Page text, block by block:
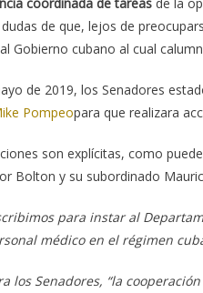
de que, lejos de
Gobierno cubano al cual
de 2019, los Senadores
Pompeopara que realizara
son explícitas, como
Bolton y su subordinado
para instar al
médico en el régimen
los Senadores, “la